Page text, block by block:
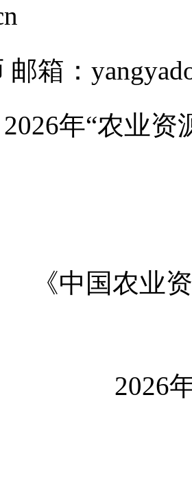
箱：
年“农业
农业资源
年6月